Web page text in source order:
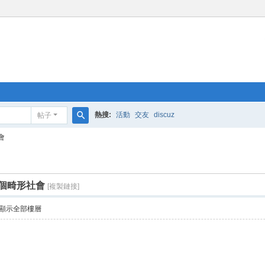
帖子 熱搜: 活動 交友 discuz
畸形社會 [複製鏈接]
示全部樓層